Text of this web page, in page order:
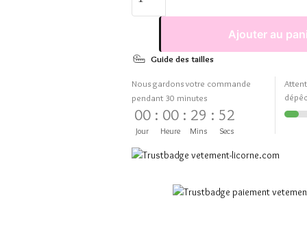
Ajouter au
Guide des tailles
Nous gardons votre commande
pendant 30 minutes
00
Jour
: 00
Heure
: 29
Mins
: 51
Secs